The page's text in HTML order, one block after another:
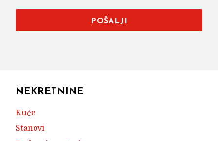
POŠALJI
NEKRETNINE
Kuće
Stanovi